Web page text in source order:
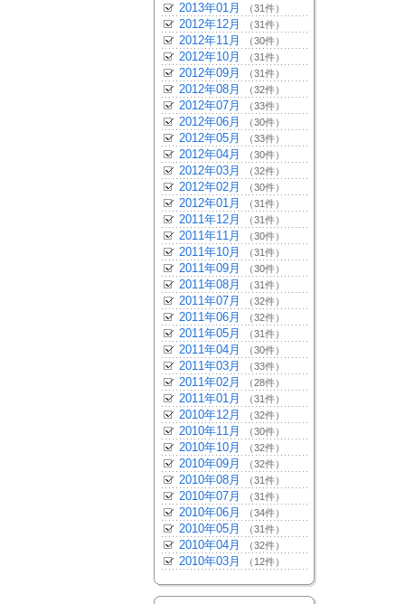
2013年01月 （31件）
2012年12月 （31件）
2012年11月 （30件）
2012年10月 （31件）
2012年09月 （31件）
2012年08月 （32件）
2012年07月 （33件）
2012年06月 （30件）
2012年05月 （33件）
2012年04月 （30件）
2012年03月 （32件）
2012年02月 （30件）
2012年01月 （31件）
2011年12月 （31件）
2011年11月 （30件）
2011年10月 （31件）
2011年09月 （30件）
2011年08月 （31件）
2011年07月 （32件）
2011年06月 （32件）
2011年05月 （31件）
2011年04月 （30件）
2011年03月 （33件）
2011年02月 （28件）
2011年01月 （31件）
2010年12月 （32件）
2010年11月 （30件）
2010年10月 （32件）
2010年09月 （32件）
2010年08月 （31件）
2010年07月 （31件）
2010年06月 （34件）
2010年05月 （31件）
2010年04月 （32件）
2010年03月 （12件）